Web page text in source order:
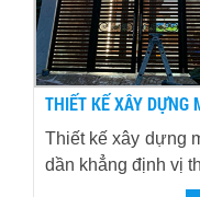
THIẾT KẾ XÂY DỰNG
Thiết kế xây dựng
dần khẳng định vị